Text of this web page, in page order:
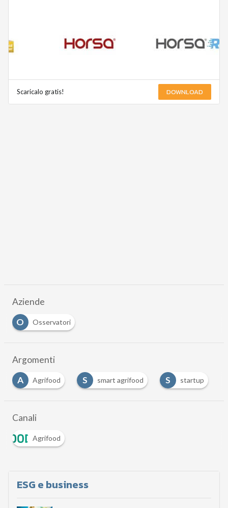
Scaricalo gratis! DOWNLOAD
Aziende
O
Osservatori
Argomenti
A
Agrifood S smart agrifood S startup
Canali
Agrifood
ESG e business